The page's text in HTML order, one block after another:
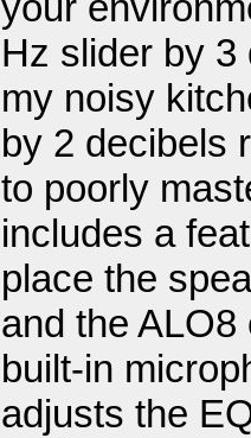
Hz slider by
my noisy
by 2 decibels
to poorly
includes a
place the
and the
built-in
adjusts the